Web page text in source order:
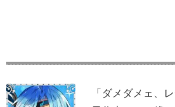
「ダメダメェ、